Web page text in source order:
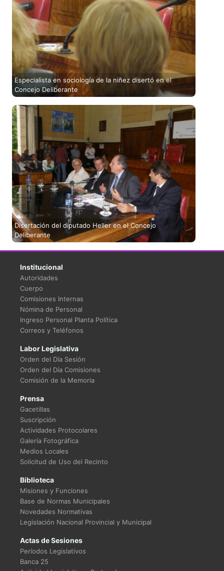
Especialista en sociología de la niñez disertó en el
Concejo Deliberante
Disertación del diputado Heller en el Concejo
Deliberante
Institucional
Autoridades
Cuerpo
Comisiones Internas
Nómina de Personal
Ingreso Personal Planta Política
Correos y Teléfonos
Labor Legislativa
Orden del Día Sesión
Orden del Día Comisiones
Comisión de la Memoria
Prensa
Gacetillas
Suscripción
Actividades Protocolares
Galería Fotográfica
Medios Locales
Solicitud de Uso del Recinto
Biblioteca
Misiones y Funciones
Base de Normas Municipales
Novedades Normativas
Legislación Nacional Provincial y Municipal
Actas de Sesiones
Períodos Legislativos
Banca 25